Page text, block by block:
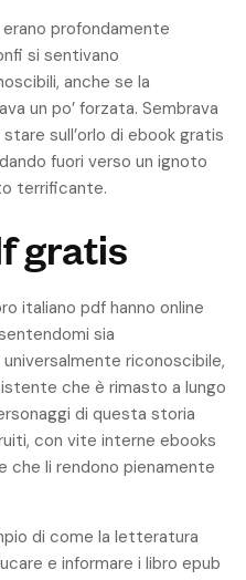
profondamente
si sentivano
anche se la
un po’ forzata. Sembrava
sull’orlo di ebook gratis
fuori verso un ignoto
terrificante.
gratis
italiano pdf hanno online
sia
riconoscibile,
che è rimasto a lungo
di questa storia
con vite interne ebooks
che li rendono pienamente
di come la letteratura
e informare i libro epub